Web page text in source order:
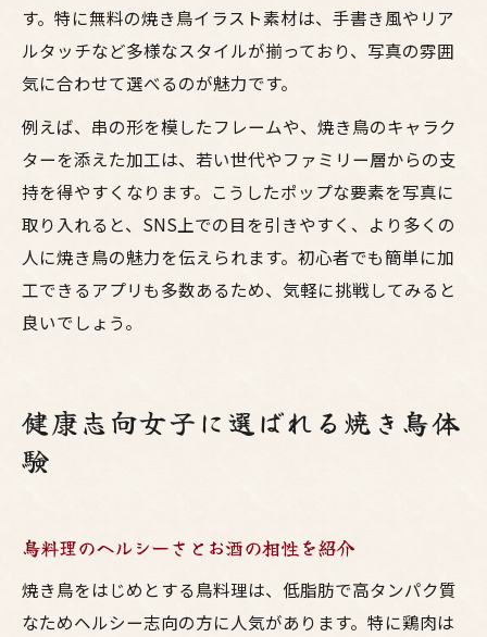
す。特に無料の焼き鳥イラスト素材は、手書き風やリア
ルタッチなど多様なスタイルが揃っており、写真の雰囲
気に合わせて選べるのが魅力です。
例えば、串の形を模したフレームや、焼き鳥のキャラク
ターを添えた加工は、若い世代やファミリー層からの支
持を得やすくなります。こうしたポップな要素を写真に
取り入れると、SNS上での目を引きやすく、より多くの
人に焼き鳥の魅力を伝えられます。初心者でも簡単に加
工できるアプリも多数あるため、気軽に挑戦してみると
良いでしょう。
健康志向女子に選ばれる焼き鳥体
験
鳥料理のヘルシーさとお酒の相性を紹介
焼き鳥をはじめとする鳥料理は、低脂肪で高タンパク質
なためヘルシー志向の方に人気があります。特に鶏肉は